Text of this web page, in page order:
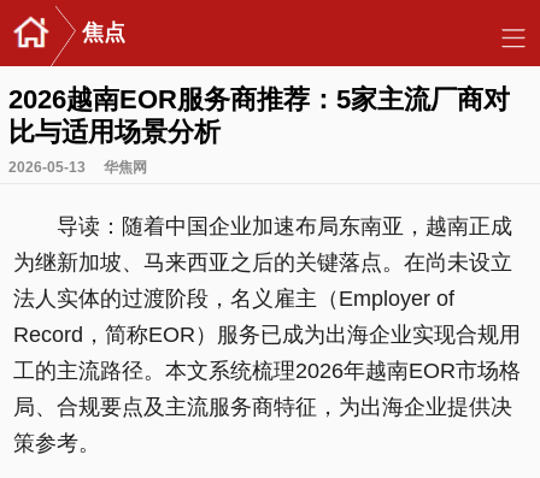
焦点
2026越南EOR服务商推荐：5家主流厂商对
比与适用场景分析
2026-05-13 华焦网
导读：随着中国企业加速布局东南亚，越南正成
为继新加坡、马来西亚之后的关键落点。在尚未设立
法人实体的过渡阶段，名义雇主（Employer of
Record，简称EOR）服务已成为出海企业实现合规用
工的主流路径。本文系统梳理2026年越南EOR市场格
局、合规要点及主流服务商特征，为出海企业提供决
策参考。